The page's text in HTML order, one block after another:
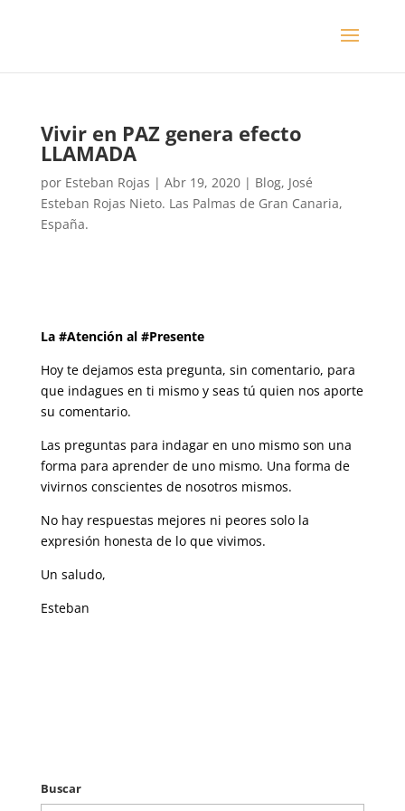
Vivir en PAZ genera efecto
LLAMADA
por Esteban Rojas | Abr 19, 2020| Blog, José
Esteban Rojas Nieto. Las Palmas de Gran Canaria,
España.
La #Atención al #Presente
Hoy te dejamos esta pregunta, sin comentario, para
que indagues en ti mismo y seas tú quien nos aporte
su comentario.
Las preguntas para indagar en uno mismo son una
forma para aprender de uno mismo. Una forma de
vivirnos conscientes de nosotros mismos.
No hay respuestas mejores ni peores solo la
expresión honesta de lo que vivimos.
Un saludo,
Esteban
Buscar